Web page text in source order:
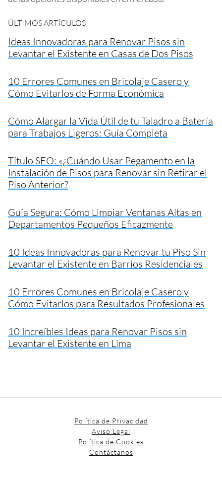
ÚLTIMOS ARTÍCULOS
Ideas Innovadoras para Renovar Pisos sin
Levantar el Existente en Casas de Dos Pisos
10 Errores Comunes en Bricolaje Casero y
Cómo Evitarlos de Forma Económica
Cómo Alargar la Vida Útil de tu Taladro a Batería
para Trabajos Ligeros: Guía Completa
Título SEO: «¿Cuándo Usar Pegamento en la
Instalación de Pisos para Renovar sin Retirar el
Piso Anterior?
Guía Segura: Cómo Limpiar Ventanas Altas en
Departamentos Pequeños Eficazmente
10 Ideas Innovadoras para Renovar tu Piso Sin
Levantar el Existente en Barrios Residenciales
10 Errores Comunes en Bricolaje Casero y
Cómo Evitarlos para Resultados Profesionales
10 Increíbles Ideas para Renovar Pisos sin
Levantar el Existente en Lima
Política de Privacidad
Aviso Legal
Política de Cookies
Contáctanos